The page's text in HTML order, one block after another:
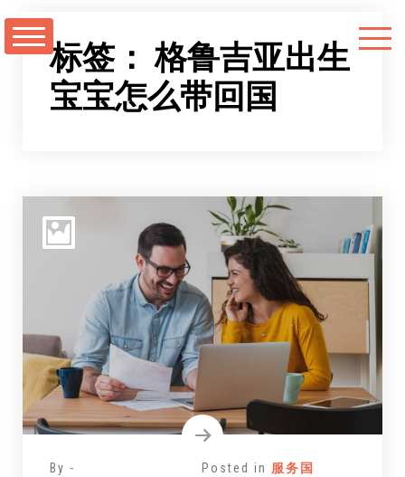
至
标签：格鲁吉亚出生
宝宝怎么带回国
By -
Posted in 服务国